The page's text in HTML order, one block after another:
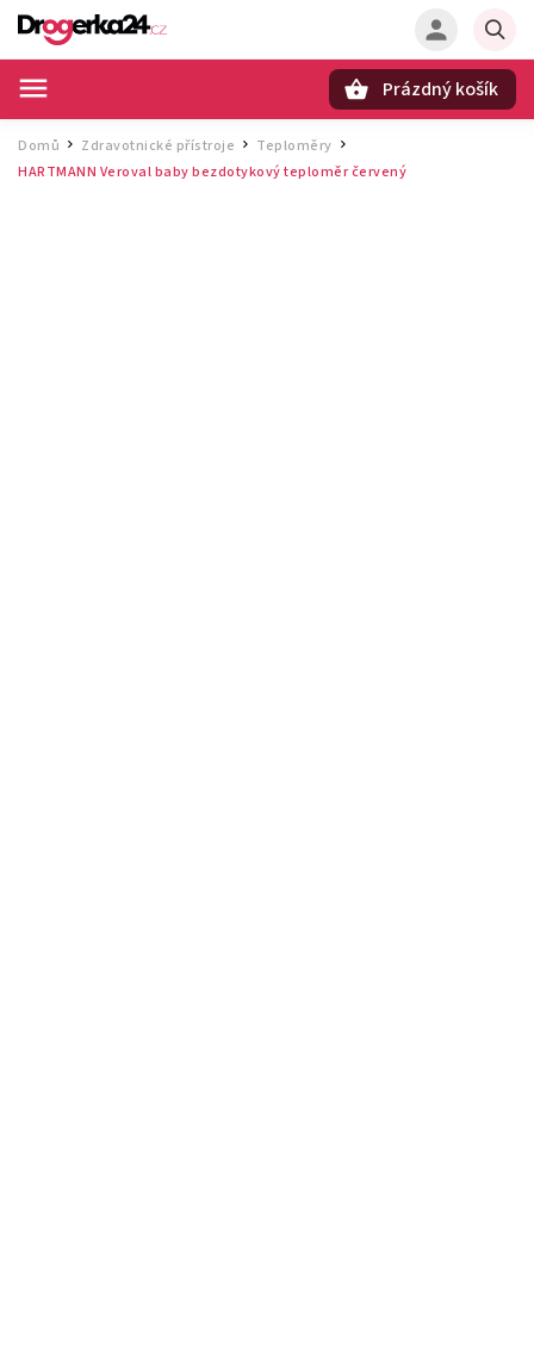
Prázdný košík
Domů / Zdravotnické přístroje / Teploměry
HARTMANN Veroval baby bezdotykový teploměr červený